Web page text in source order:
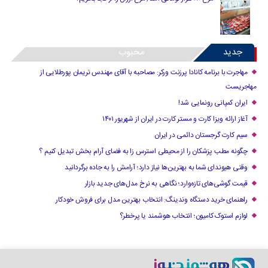
جدید محبوب
مهاجرت با برنامه کانادا پرزنت ورکر: مصاحبه با آقای مهندس نریمان پورطلایی از
مهاجریست
ایران کمپانی رونمایی شد!
آغاز ارائه ویزا کارت و مستر کارت در ایران از شهریور ۱۴۰۱
سیم کارت گرجستان دائمی در ایران
چگونه مطب پزشکان را از محیطی استرس زا به فضای آرام بخش تبدیل کنیم ؟
وقتی هیوندای شما به بهترین‌ها نیاز دارد؛ آرامش را به جاده برگردانید
قیمت گوشی‌های تازه‌وارد؛ نگاهی به نرخ مدل‌های جدید بازار
راهنمای خرید دستگاه وندینگ: انتخاب بهترین مدل برای فروش خودکار
لوازم استوک کامیون؛ انتخاب هوشمند یا پرخطر؟